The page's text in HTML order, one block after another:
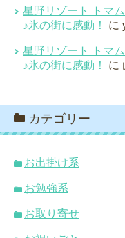
星野リゾート トマ
♪氷の街に感動！
に
星野リゾート トマ
♪氷の街に感動！
に
カテゴリー
お出掛け系
お勉強系
お取り寄せ